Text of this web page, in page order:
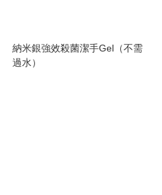
納米銀強效殺菌潔手Gel（不需
過水）